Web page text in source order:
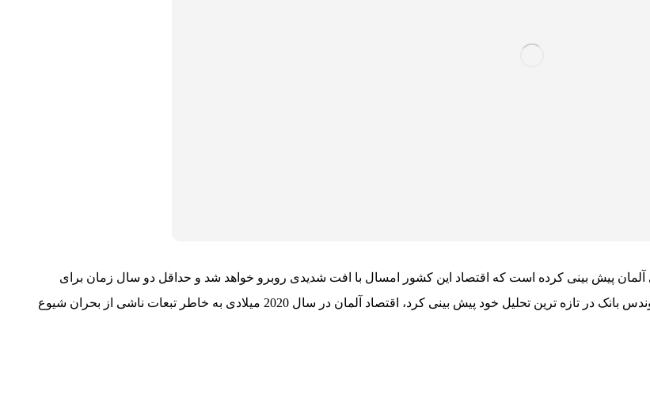
آلمان پیش بینی کرده است که اقتصاد این کشور امسال با افت شدیدی روبرو خواهد شد و حداقل دو سال زمان برای
جبران این کاهش شدید رشد اقتصادی نیاز خواهد داشت. به گزارش رویترز، بوندس بانک در تازه ترین تحلیل خود پیش بینی کرد، اقتصاد آلمان در سال 2020 میلادی به خاطر تبعات ناشی از بحران شیوع